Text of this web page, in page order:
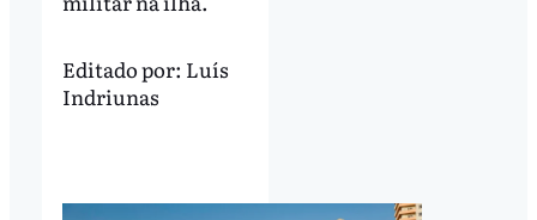
Editado por: Luís
Indriunas